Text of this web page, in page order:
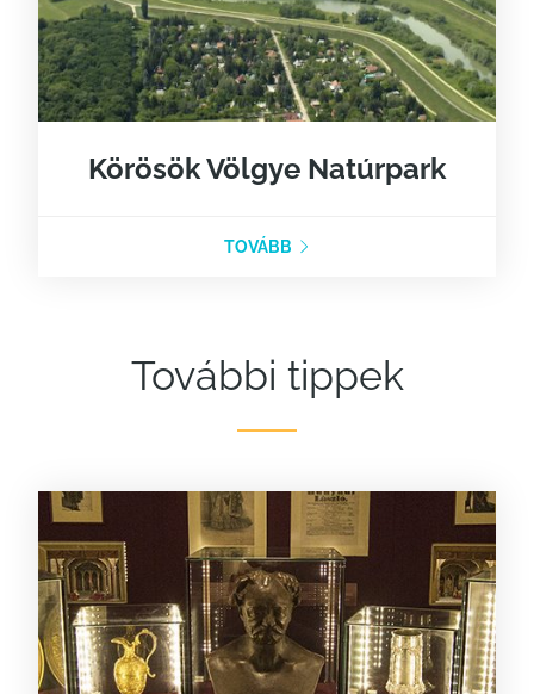
Körösök Völgye Natúrpark
TOVÁBB
További tippek